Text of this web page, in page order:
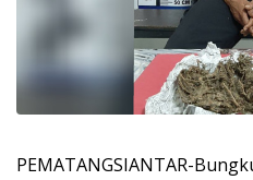
PEMATANGSIANTAR-